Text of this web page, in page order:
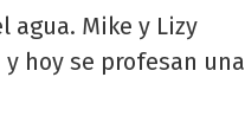
agua. Mike y Lizy
hoy se profesan una